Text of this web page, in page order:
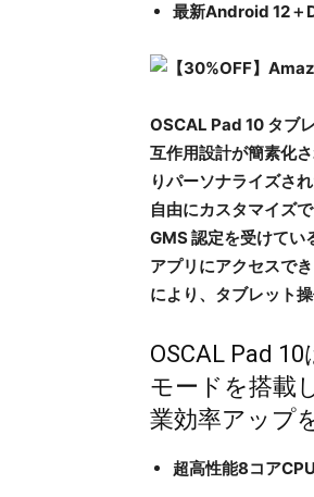
最新Android 12＋
OSCAL Pad 10 タブ
互作用設計が簡素化
りパーソナライズさ
自由にカスタマイズ
GMS 認定を受けてい
アプリにアクセスで
により、タブレット
OSCAL Pad
モードを搭載
業効率アップ
超高性能8コア